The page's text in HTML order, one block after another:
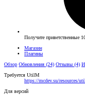
Получите приветственные
Магазин
Плагины
Обзор Обновления (24) Отзывы (4)
Требуется UtilM
https://mcdev.su/resources/
Для версий